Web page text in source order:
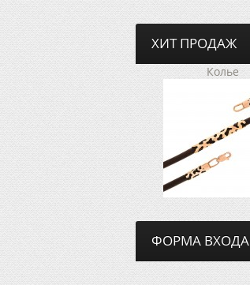
ХИТ ПРОДАЖ
Колье
ФОРМА ВХОДА